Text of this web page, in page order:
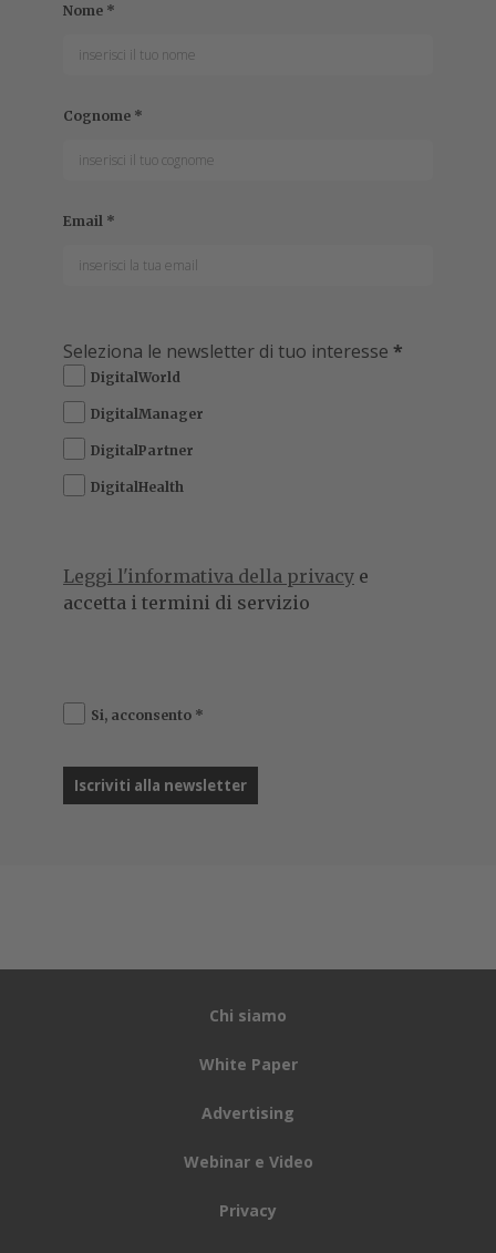
Nome *
Cognome *
Email *
Seleziona le newsletter di tuo interesse *
DigitalWorld
DigitalManager
DigitalPartner
DigitalHealth
Leggi l'informativa della privacy e
accetta i termini di servizio
Si, acconsento *
Chi siamo
White Paper
Advertising
Webinar e Video
Privacy